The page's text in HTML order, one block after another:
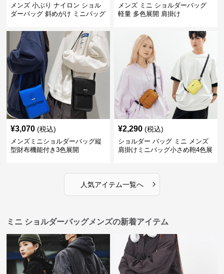
メンズ 小ぶり ナイロン ショル
ダーバッグ 斜めがけ ミニバッグ
メンズ ミニ ショルダーバッグ
軽量 多色展開 肩掛け
¥3,070 (税込)
メンズミニショルダーバッグ縦
型財布機能付き3色展開
¥2,290 (税込)
ショルダー バッグ ミニ メンズ
肩掛けミニバッグ小さめ鞄4色展
人気アイテム一覧へ ›
ミニ ショルダーバッグメンズの新着アイテム